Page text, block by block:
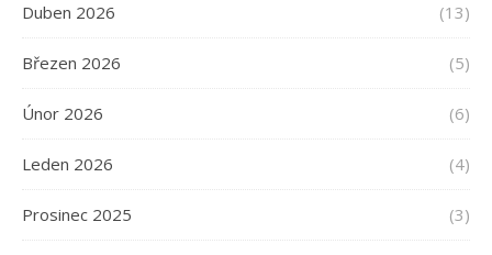
Duben 2026 (13)
Březen 2026 (5)
Únor 2026 (6)
Leden 2026 (4)
Prosinec 2025 (3)